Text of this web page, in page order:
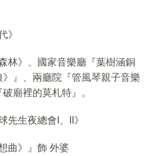
》
林》、國家音樂廳『葉樹涵銅
』、兩廳院『管風琴親子音樂
廟裡的莫札特』。
先生夜總會I、II》
曲》』飾 外婆